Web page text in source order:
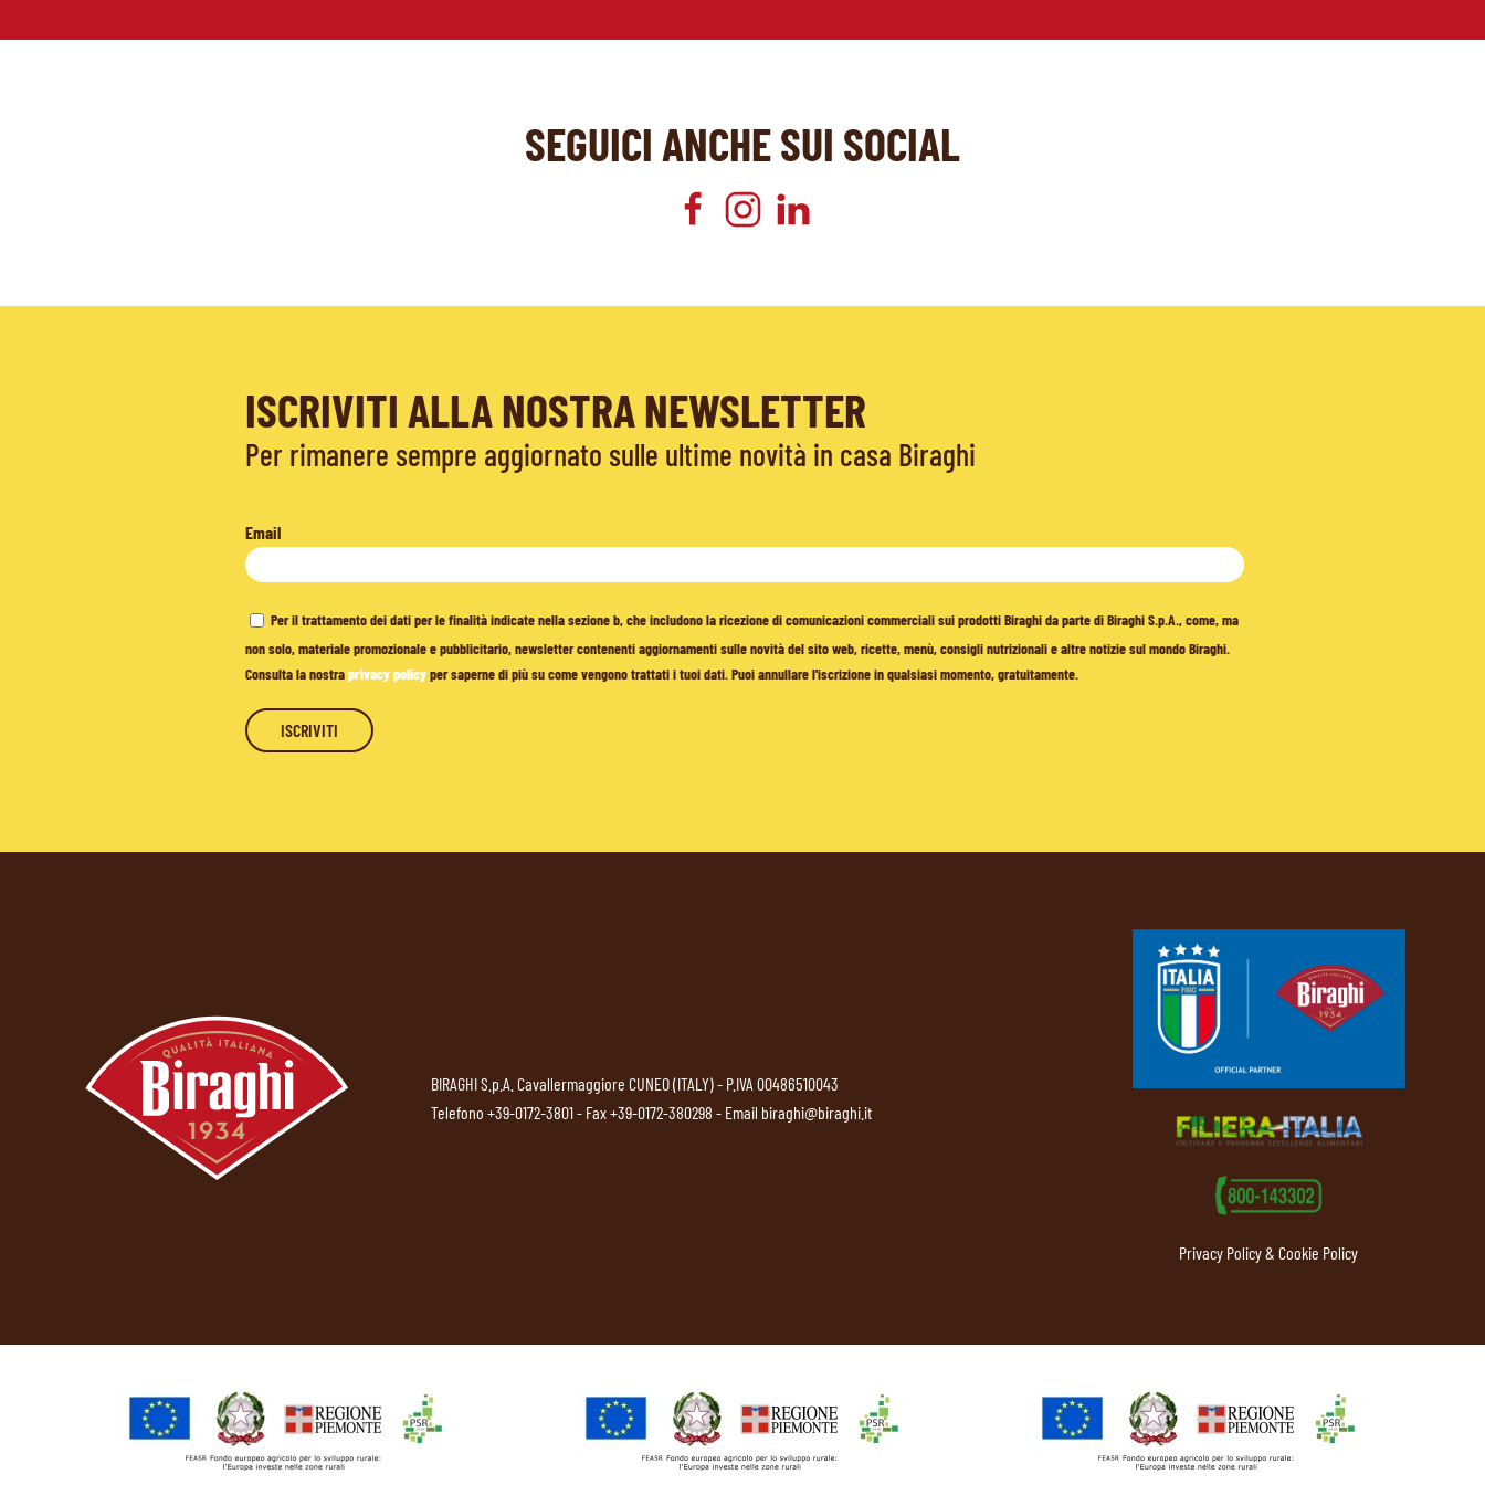
SEGUICI ANCHE SUI SOCIAL
ISCRIVITI ALLA NOSTRA NEWSLETTER
Per rimanere sempre aggiornato sulle ultime novità in casa Biraghi
Email
Per il trattamento dei dati per le finalità indicate nella sezione b, che includono la ricezione di comunicazioni commerciali sui prodotti Biraghi da parte di Biraghi S.p.A., come, ma
non solo, materiale promozionale e pubblicitario, newsletter contenenti aggiornamenti sulle novità del sito web, ricette, menù, consigli nutrizionali e altre notizie sul mondo Biraghi.
Consulta la nostraprivacy policyper saperne di più su come vengono trattati i tuoi dati. Puoi annullare l'iscrizione in qualsiasi momento, gratuitamente.
BIRAGHI S.p.A. Cavallermaggiore CUNEO (ITALY) - P.IVA 00486510043
Telefono +39-0172-3801- Fax +39-0172-380298 - Email biraghi@biraghi.it
Privacy Policy & Cookie Policy